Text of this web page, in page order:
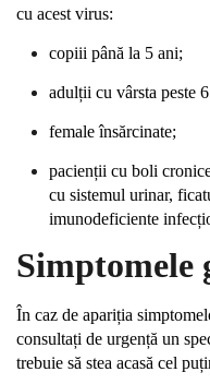
cu acest virus:
copiii până la 5 ani;
adulții cu vârsta peste
female însărcinate;
pacienții cu boli
cu sistemul urinar,
imunodeficiente
Simptomele
În caz de apariția
consultați de urgență un
trebuie să stea acasă cel